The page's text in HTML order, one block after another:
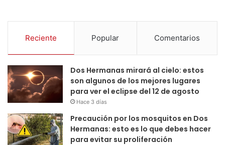
Reciente Popular Comentarios
Dos Hermanas mirará al cielo: estos
son algunos de los mejores lugares
para ver el eclipse del 12 de agosto
Hace 3 días
Precaución por los mosquitos en Dos
Hermanas: esto es lo que debes hacer
para evitar su proliferación